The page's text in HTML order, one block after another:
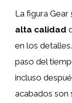
La figura
alta calidad
en los
paso del
incluso
acabados son